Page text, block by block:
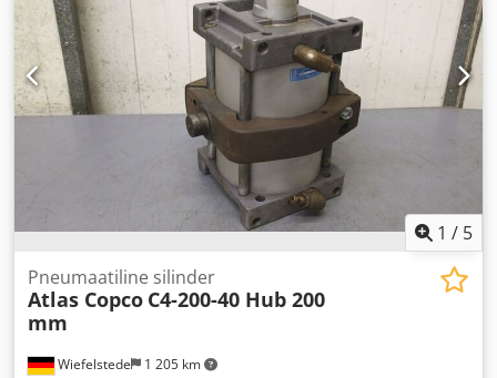
1 / 5
Wiefelstede 1 205 km
Pneumaatiline silinder
Atlas Copco C4-200-40 Hub 200
mm